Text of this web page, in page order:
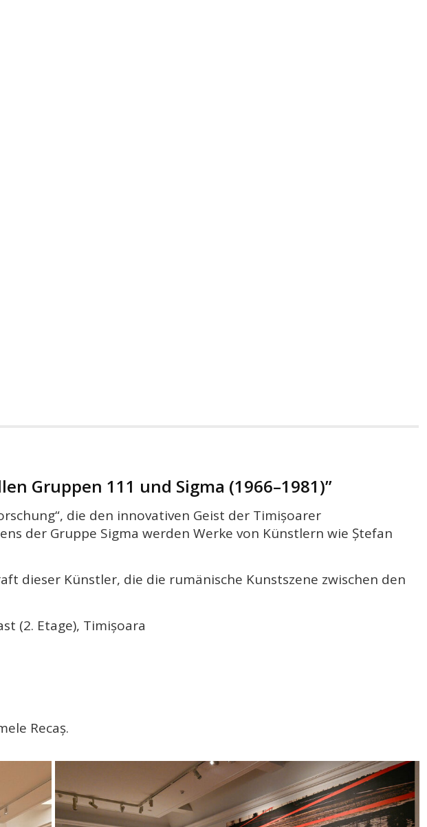
Gruppen 111 und Sigma (1966–1981)”
die den innovativen Geist der Timișoarer
der Gruppe Sigma werden Werke von Künstlern wie Ștefan
dieser Künstler, die die rumänische Kunstszene zwischen den
(2. Etage), Timișoara
Recaș.